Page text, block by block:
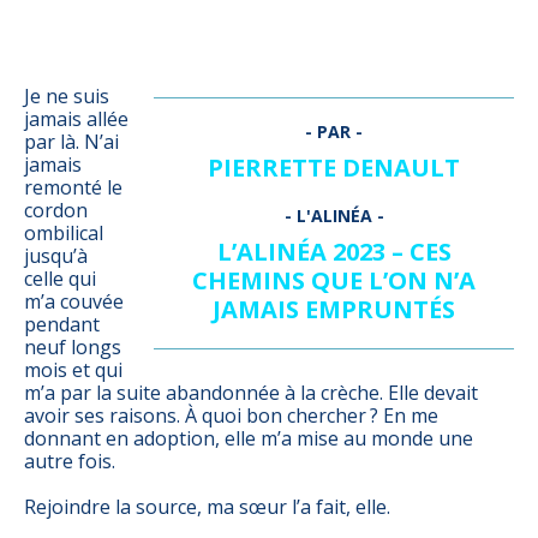
PIERRETTE DENAULT
L’ALINÉA 2023 – CES
CHEMINS QUE L’ON N’A
JAMAIS EMPRUNTÉS
Je ne suis
jamais allée
par là. N’ai
jamais
remonté le
cordon
ombilical
jusqu’à
celle qui
m’a couvée
pendant
neuf longs
mois et qui
m’a par la suite abandonnée à la crèche. Elle devait
avoir ses raisons. À quoi bon chercher ? En me
donnant en adoption, elle m’a mise au monde une
autre fois.
Rejoindre la source, ma sœur l’a fait, elle.